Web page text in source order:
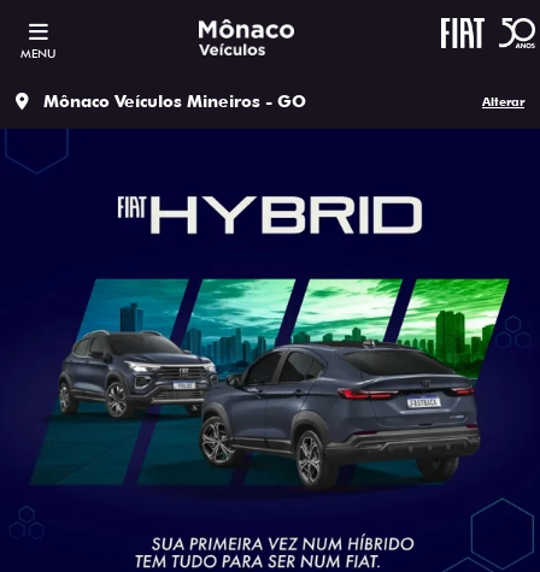
MENU
Mônaco Veículos Mineiros - GO Alterar